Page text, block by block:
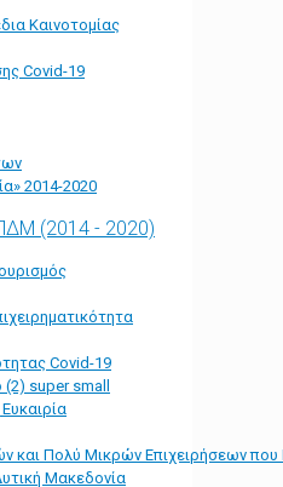
Καινοτομίας
Covid-19
2014-2020
(2014 - 2020)
Covid-19
και Πολύ Μικρών Επιχειρήσεων
Μακεδονία